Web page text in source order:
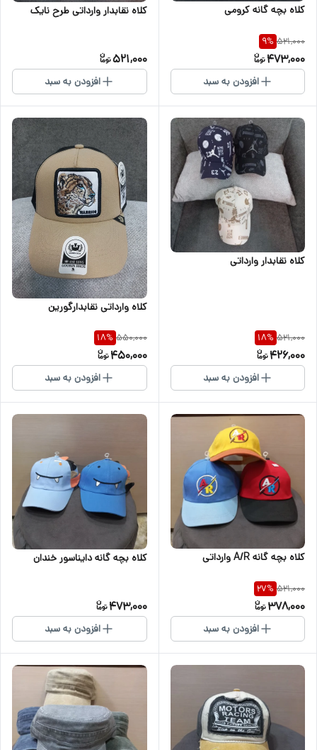
کلاه بچه گانه کرومی
521,000
9%
473,000
افزودن به سبد
کلاه نقابدار وارداتی طرح نایک
521,000
افزودن به سبد
کلاه نقابدار وارداتی
521,000
18%
426,000
افزودن به سبد
کلاه وارداتی نقابدارگورین
550,000
18%
450,000
افزودن به سبد
کلاه بچه گانه A/R وارداتی
521,000
27%
378,000
افزودن به سبد
کلاه بچه گانه دایناسور خندان
473,000
افزودن به سبد